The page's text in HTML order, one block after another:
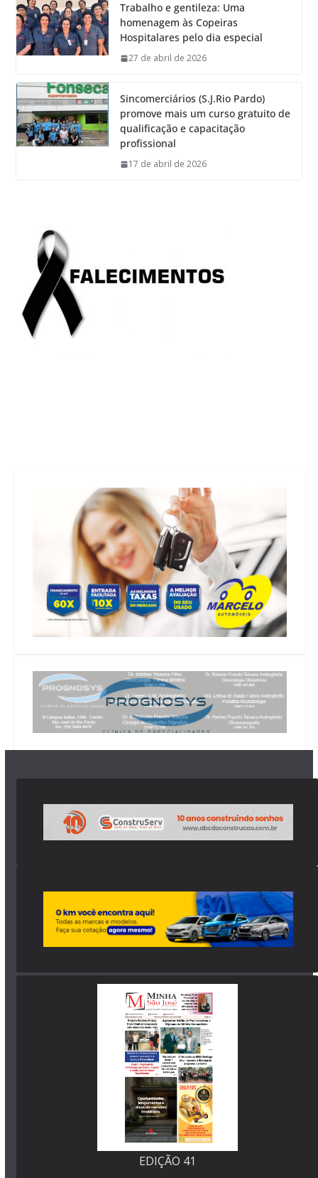
Trabalho e gentileza: Uma
homenagem às Copeiras
Hospitalares pelo dia especial
27 de abril de 2026
Sincomerciários (S.J.Rio Pardo)
promove mais um curso gratuito de
qualificação e capacitação
profissional
17 de abril de 2026
EDIÇÃO 41